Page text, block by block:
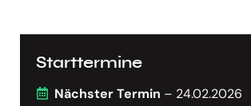
Starttermine
Nächster Termin – 24.02.2026